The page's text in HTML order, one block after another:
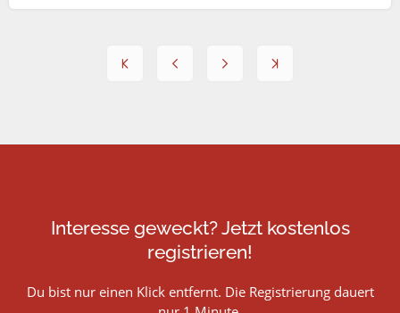
Interesse geweckt? Jetzt kostenlos
registrieren!
Du bist nur einen Klick entfernt. Die Registrierung dauert